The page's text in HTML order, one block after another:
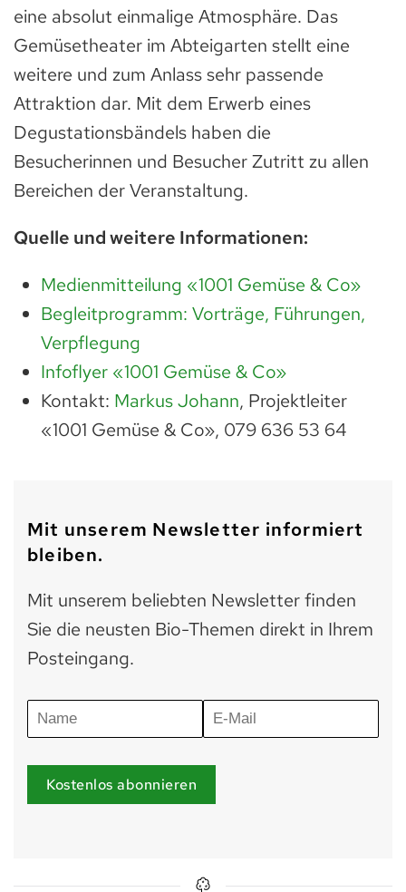
eine absolut einmalige Atmosphäre. Das
Gemüsetheater im Abteigarten stellt eine
weitere und zum Anlass sehr passende
Attraktion dar. Mit dem Erwerb eines
Degustationsbändels haben die
Besucherinnen und Besucher Zutritt zu allen
Bereichen der Veranstaltung.
Quelle und weitere Informationen:
Medienmitteilung «1001 Gemüse & Co»
Begleitprogramm: Vorträge, Führungen,
Verpflegung
Infoflyer «1001 Gemüse & Co»
Kontakt: Markus Johann, Projektleiter
«1001 Gemüse & Co», 079 636 53 64
Mit unserem Newsletter informiert
bleiben.
Mit unserem beliebten Newsletter finden
Sie die neusten Bio-Themen direkt in Ihrem
Posteingang.
Kostenlos abonnieren